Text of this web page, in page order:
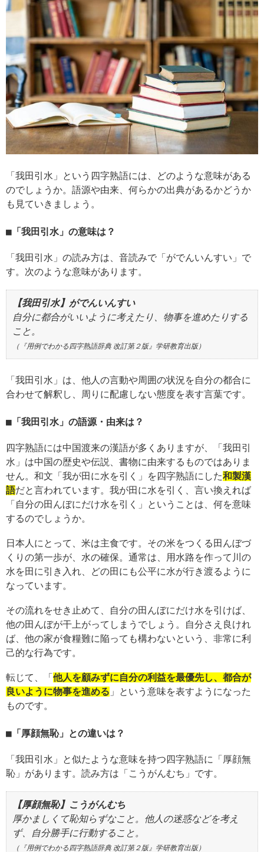
「我田引水」という四字熟語には、どのような意味がある
のでしょうか。語源や由来、何らかの出典があるかどうか
も見ていきましょう。
「我田引水」の意味は？
「我田引水」の読み方は、音読みで「がでんいんすい」で
す。次のような意味があります。
【我田引水】がでんいんすい
自分に都合がいいように考えたり、物事を進めたりする
こと。
（『用例でわかる四字熟語辞典 改訂第２版』学研教育出版）
「我田引水」は、他人の言動や周囲の状況を自分の都合に
合わせて解釈し、周りに配慮しない態度を表す言葉です。
「我田引水」の語源・由来は？
四字熟語には中国渡来の漢語が多くありますが、「我田引
水」は中国の歴史や伝説、書物に由来するものではありま
せん。和文「我が田に水を引く」を四字熟語にした和製漢
語だと言われています。我が田に水を引く、言い換えれば
「自分の田んぼにだけ水を引く」ということは、何を意味
するのでしょうか。
日本人にとって、米は主食です。その米をつくる田んぼづ
くりの第一歩が、水の確保。通常は、用水路を作って川の
水を田に引き入れ、どの田にも公平に水が行き渡るように
なっています。
その流れをせき止めて、自分の田んぼにだけ水を引けば、
他の田んぼが干上がってしまうでしょう。自分さえ良けれ
ば、他の家が食糧難に陥っても構わないという、非常に利
己的な行為です。
転じて、「 他人を顧みずに自分の利益を最優先し、都合が
良いように物事を進める 」という意味を表すようになった
ものです。
「厚顔無恥」との違いは？
「我田引水」と似たような意味を持つ四字熟語に「厚顔無
恥」があります。読み方は「こうがんむち」です。
【厚顔無恥】こうがんむち
厚かましくて恥知らずなこと。他人の迷惑などを考え
ず、自分勝手に行動すること。
（『用例でわかる四字熟語辞典 改訂第２版』学研教育出版）